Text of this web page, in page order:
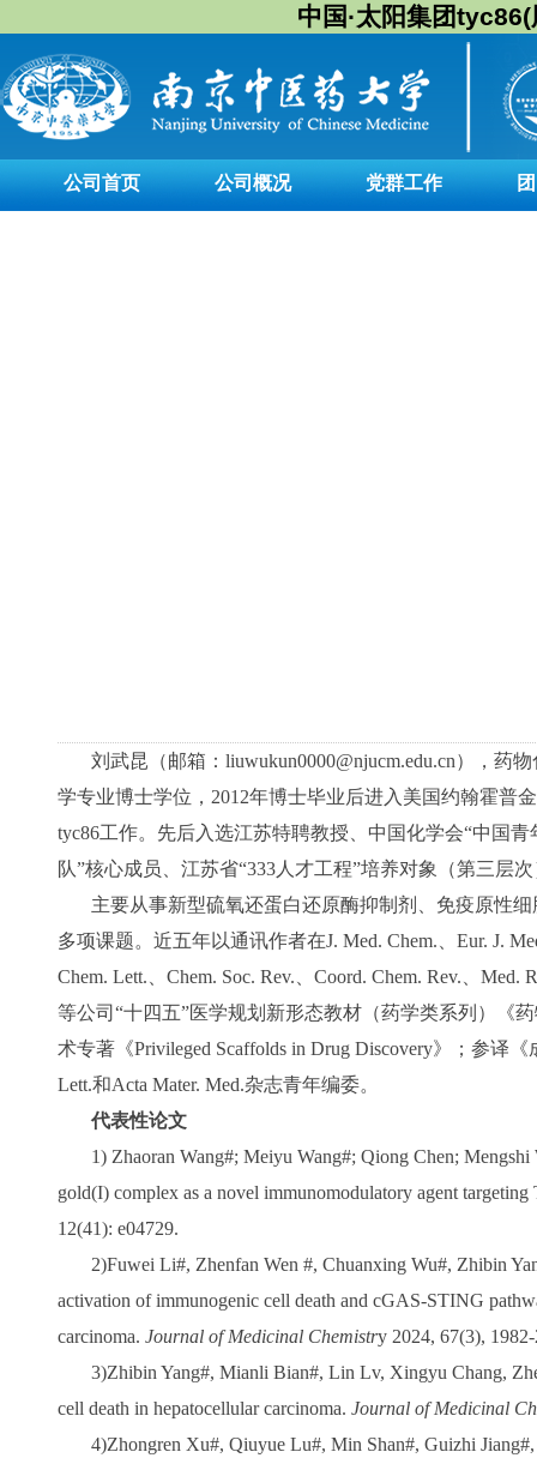
中国·太阳集团
公司首页 公司概况 党群工作
刘武昆（邮箱：liuwukun0000@njucm.edu.cn），药
学专业博士学位，2012年博士毕业后进入美国约翰霍普
tyc86工作。先后入选江苏特聘教授、中国化学会“中国
队”核心成员、江苏省“333人才工程”培养对象（第三层
主要从事新型硫氧还蛋白还原酶抑制剂、免疫原性
多项课题。近五年以通讯作者在J. Med. Chem.、Eur. J.
Chem. Lett.、Chem. Soc. Rev.、Coord. Chem. Rev.、
等公司“十四五”医学规划新形态教材（药学类系列）《
术专著《Privileged Scaffolds in Drug Discovery》；参译
Lett.和Acta Mater. Med.杂志青年编委。
代表性论文
1) Zhaoran Wang#; Meiyu Wang#; Qiong Chen;
gold(I) complex as a novel immunomodulatory agent
12(41): e04729.
2)Fuwei Li#, Zhenfan Wen #, Chuanxing Wu#, Zhibin
activation of immunogenic cell death and cGAS-STING
carcinoma. Journal of Medicinal Chemistry 2024, 67(3),
3)Zhibin Yang#, Mianli Bian#, Lin Lv, Xingyu Chang,
cell death in hepatocellular carcinoma. Journal of Medicinal
4)Zhongren Xu#, Qiuyue Lu#, Min Shan#, Guizhi